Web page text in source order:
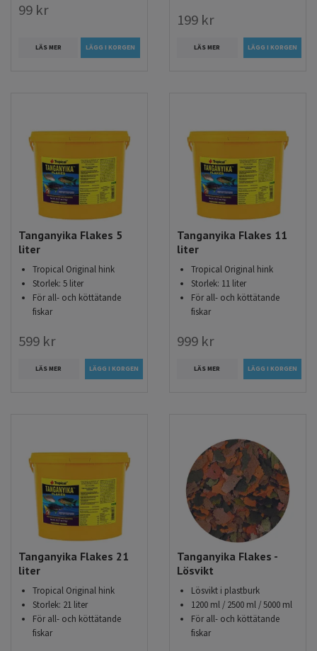
99 kr
LÄS MER LÄGG I KORGEN
199 kr
LÄS MER
Tanganyika Flakes 5
liter
Tropical Original hink
Storlek: 5 liter
För all- och köttätande
fiskar
599 kr
LÄS MER
Tanganyika Flakes 11
liter
Tropical Original hink
Storlek: 11 liter
För all- och köttätande
fiskar
999 kr
LÄS MER
Tanganyika Flakes 21
liter
Tropical Original hink
Storlek: 21 liter
För all- och köttätande
fiskar
Tanganyika Flakes -
Lösvikt
Lösvikt i plastburk
1200 ml / 2500 ml / 5000 ml
För all- och köttätande
fiskar